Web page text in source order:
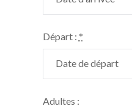
Départ : *
Adultes :